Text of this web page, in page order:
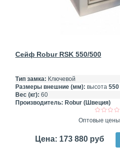
Сейф Robur RSK 550/500
Тип замка: Ключевой
Размеры внешние (мм): высота 550
Вес (кг): 60
Производитель: Robur (Швеция)
Оптовые
Цена: 173 880 руб